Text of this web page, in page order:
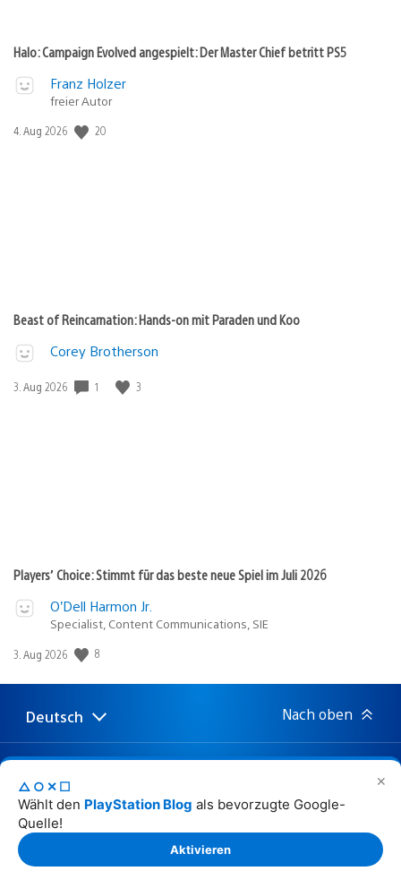
✕
△○✕☐
Wählt den PlayStation Blog als bevorzugte Google-
Quelle!
Aktivieren
Halo: Campaign Evolved angespielt: Der Master Chief betritt PS5
Franz Holzer
freier Autor
Veröffentlichungsdatum:
4. Aug 2026 20
Beast of Reincarnation: Hands-on mit Paraden und Koo
Corey Brotherson
Veröffentlichungsdatum:
3. Aug 2026 1 3
Players’ Choice: Stimmt für das beste neue Spiel im Juli 2026
O’Dell Harmon Jr.
Specialist, Content Communications, SIE
Veröffentlichungsdatum:
3. Aug 2026 8
Select
Aktuelle
Deutsch Nach oben
Interactive
Entertainment